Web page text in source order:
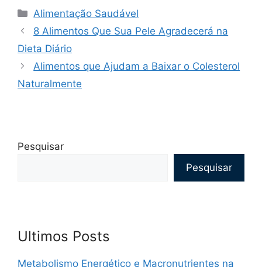
Categorias
Alimentação Saudável
8 Alimentos Que Sua Pele Agradecerá na
Dieta Diário
Alimentos que Ajudam a Baixar o Colesterol
Naturalmente
Pesquisar
Pesquisar
Ultimos Posts
Metabolismo Energético e Macronutrientes na